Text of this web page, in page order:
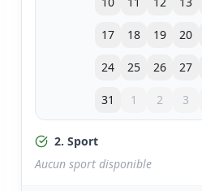
17 18 19 20
24 25 26 27
31 1 2 3
2. Sport
Aucun sport disponible